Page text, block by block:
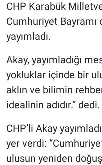
CHP Karabük
Cumhuriyet Bayramı
yayımladı.
Akay, yayımladığı
yokluklar içinde bir
aklın ve bilimin
idealinin adıdır.” dedi.
CHP’li Akay
yer verdi:
ulusun yeniden